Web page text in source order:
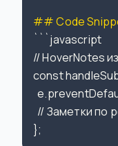
## Code
```javascript
// HoverNotes
const
// Заметки